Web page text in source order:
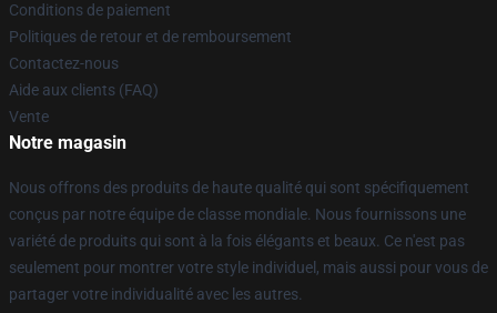
Conditions de paiement
Politiques de retour et de remboursement
Contactez-nous
Aide aux clients (FAQ)
Vente
Notre magasin
Nous offrons des produits de haute qualité qui sont spécifiquement
conçus par notre équipe de classe mondiale. Nous fournissons une
variété de produits qui sont à la fois élégants et beaux. Ce n'est pas
seulement pour montrer votre style individuel, mais aussi pour vous de
partager votre individualité avec les autres.